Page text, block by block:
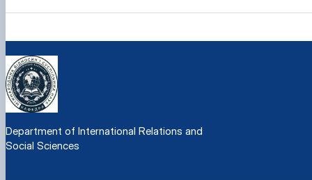
Department of International Relations and
Social Sciences